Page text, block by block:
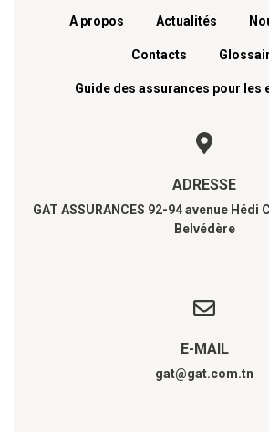
A propos Actualités
Contacts
Guide des assurances pour les
ADRESSE
GAT ASSURANCES 92-94 avenue Hédi
Belvédère
E-MAIL
gat@gat.com.tn